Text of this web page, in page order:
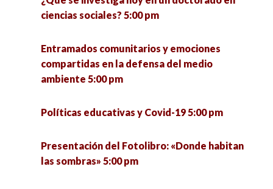
ciencias sociales? 5:00 pm
Entramados comunitarios y emociones
compartidas en la defensa del medio
ambiente 5:00 pm
Políticas educativas y Covid-19 5:00 pm
Presentación del Fotolibro: «Donde habitan
las sombras» 5:00 pm